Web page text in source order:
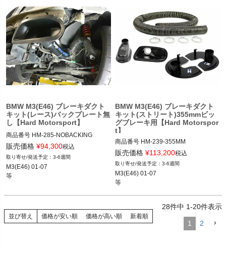
BMW M3(E46) ブレーキダクト
キット(レース)バックプレート無
し【Hard Motorsport】
商品番号 HM-285-NOBACKING
HM-285_NOBACKING
12REN"HM-285"
Backing Plate:
No Backing Plate
販売価格 ¥94,300税込
3-6週間
M3(E46) 01-07
等
BMW M3(E46) ブレーキダクト
キット(ストリート)355mmビッ
グブレーキ用【Hard Motorspor
t】
商品番号 HM-239-355MM
HM-239_355MM
12REN"HM-239"
Style:OEM
M3(E46) 01-07
販売価格 ¥113,200税込
3-6週間
M3(E46) 01-07
等
並び替え 価格が安い順 価格が高い順 新着順
28件中 1-20件表示
1 2